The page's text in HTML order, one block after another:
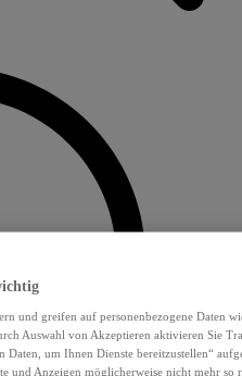
und greifen auf personenbezogene Daten
Auswahl von Akzeptieren aktivieren Sie
Daten, um Ihnen Dienste bereitzustellen“
und Anzeigen möglicherweise nicht mehr so